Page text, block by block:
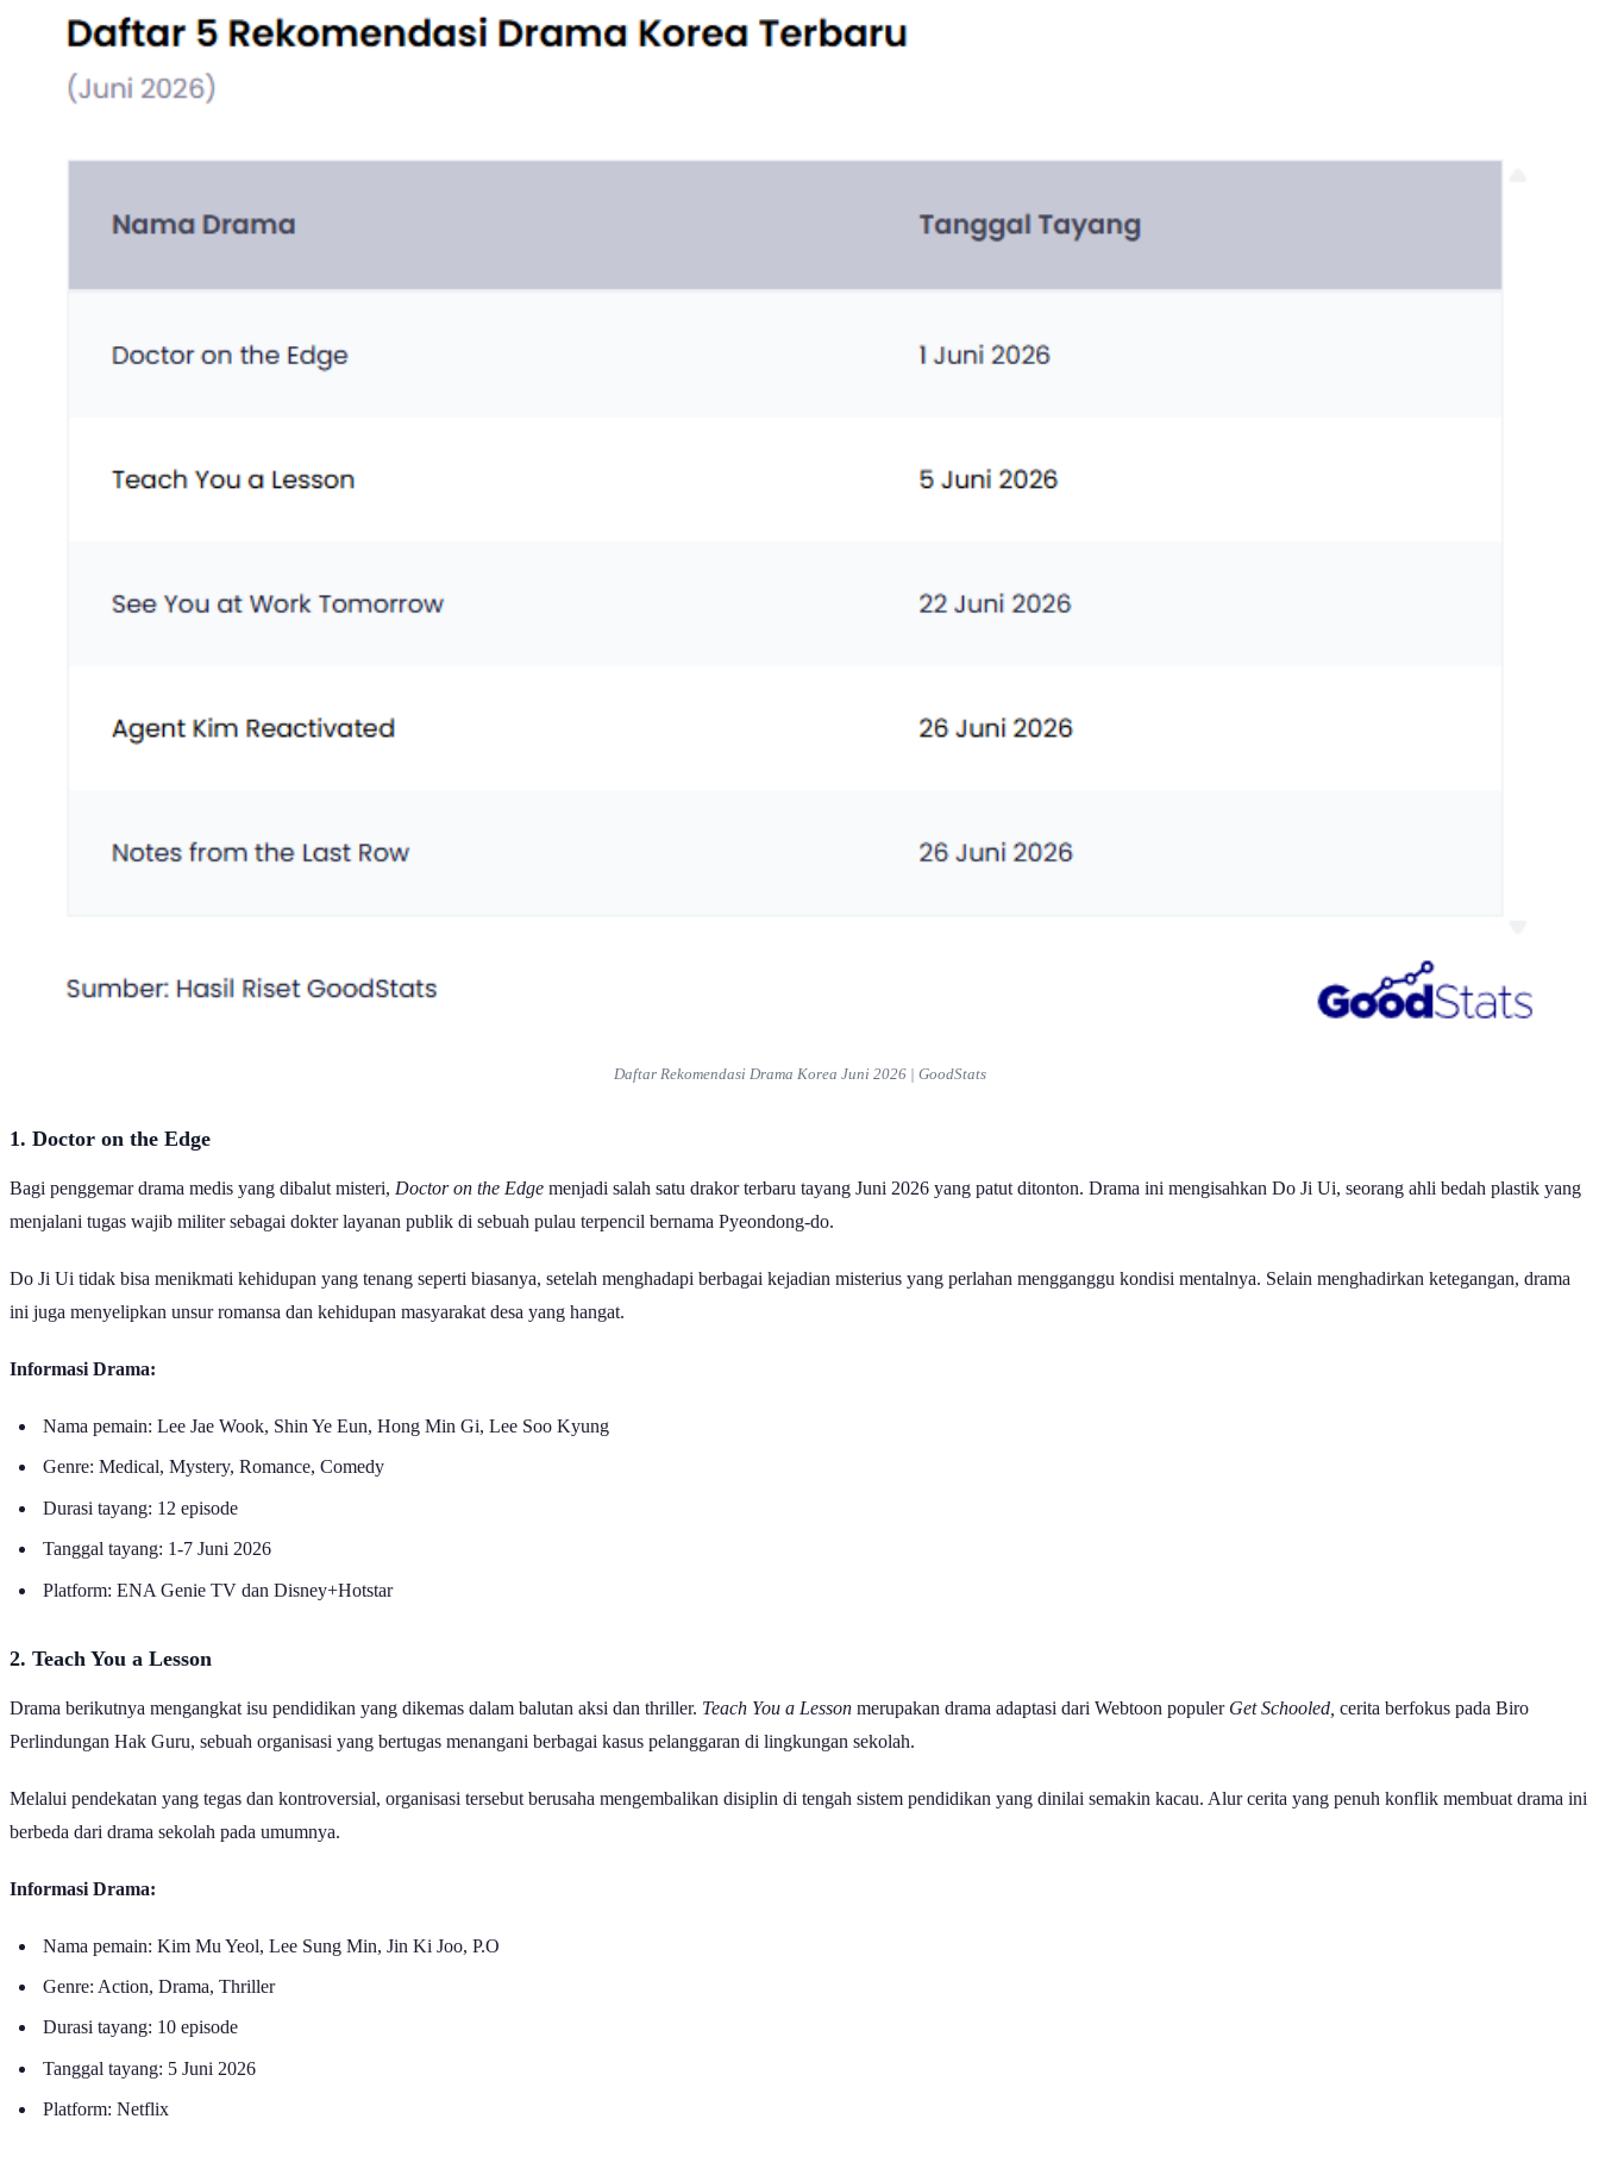
Daftar Rekomendasi Drama Korea Juni 2026 | GoodStats
1. Doctor on the Edge
Bagi penggemar drama medis yang dibalut misteri, Doctor on the Edge menjadi salah satu drakor terbaru tayang Juni 2026 yang patut ditonton. Drama ini mengisahkan Do Ji Ui, seorang ahli bedah plastik yang
menjalani tugas wajib militer sebagai dokter layanan publik di sebuah pulau terpencil bernama Pyeondong-do.
Do Ji Ui tidak bisa menikmati kehidupan yang tenang seperti biasanya, setelah menghadapi berbagai kejadian misterius yang perlahan mengganggu kondisi mentalnya. Selain menghadirkan ketegangan, drama
ini juga menyelipkan unsur romansa dan kehidupan masyarakat desa yang hangat.
Informasi Drama:
Nama pemain: Lee Jae Wook, Shin Ye Eun, Hong Min Gi, Lee Soo Kyung
Genre: Medical, Mystery, Romance, Comedy
Durasi tayang: 12 episode
Tanggal tayang: 1-7 Juni 2026
Platform: ENA Genie TV dan Disney+Hotstar
2. Teach You a Lesson
Drama berikutnya mengangkat isu pendidikan yang dikemas dalam balutan aksi dan thriller. Teach You a Lesson merupakan drama adaptasi dari Webtoon populer Get Schooled, cerita berfokus pada Biro
Perlindungan Hak Guru, sebuah organisasi yang bertugas menangani berbagai kasus pelanggaran di lingkungan sekolah.
Melalui pendekatan yang tegas dan kontroversial, organisasi tersebut berusaha mengembalikan disiplin di tengah sistem pendidikan yang dinilai semakin kacau. Alur cerita yang penuh konflik membuat drama ini
berbeda dari drama sekolah pada umumnya.
Informasi Drama:
Nama pemain: Kim Mu Yeol, Lee Sung Min, Jin Ki Joo, P.O
Genre: Action, Drama, Thriller
Durasi tayang: 10 episode
Tanggal tayang: 5 Juni 2026
Platform: Netflix